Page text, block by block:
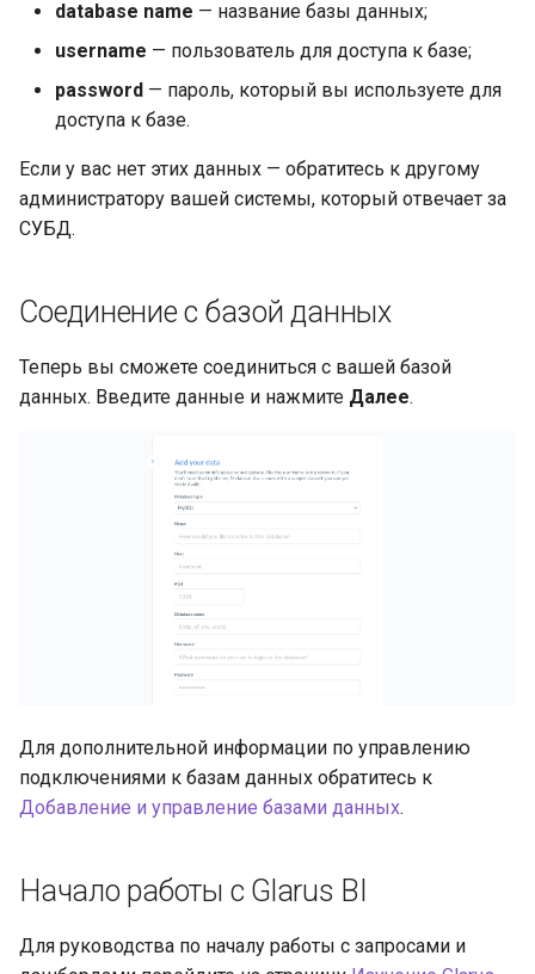
database name — название базы данных;
username — пользователь для доступа к базе;
password — пароль, который вы используете для
доступа к базе.
Если у вас нет этих данных — обратитесь к другому
администратору вашей системы, который отвечает за
СУБД.
Соединение с базой данных
Теперь вы сможете соединиться с вашей базой
данных. Введите данные и нажмите Далее.
Для дополнительной информации по управлению
подключениями к базам данных обратитесь к
Добавление и управление базами данных.
Начало работы с Glarus BI
Для руководства по началу работы с запросами и